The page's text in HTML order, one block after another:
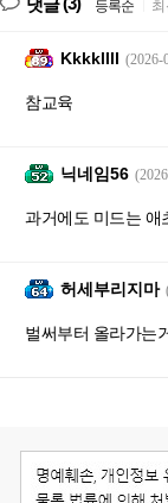
댓글 등록순
Kkkkllll (2026-
참교육
닉네임56
과거에도 미드는 애
허세부리지마
벌써부터 올라가는